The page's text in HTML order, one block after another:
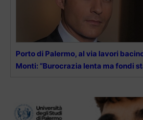
Porto di Palermo, al via lavori
Monti: “Burocrazia lenta ma fondi